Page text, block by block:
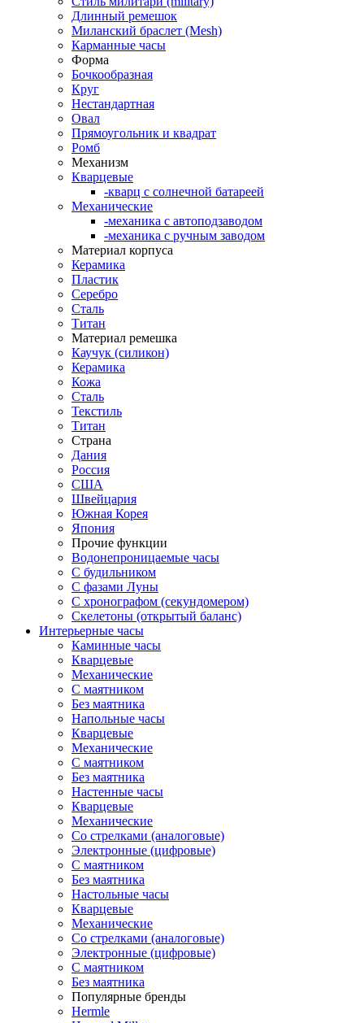
Длинный ремешок
Миланский браслет (Mesh)
Карманные часы
Форма
Бочкообразная
Круг
Нестандартная
Овал
Прямоугольник и квадрат
Ромб
Механизм
Кварцевые
-кварц с солнечной батареей
Механические
-механика с автоподзаводом
-механика с ручным заводом
Материал корпуса
Керамика
Пластик
Серебро
Сталь
Титан
Материал ремешка
Каучук (силикон)
Керамика
Кожа
Сталь
Текстиль
Титан
Страна
Дания
Россия
США
Швейцария
Южная Корея
Япония
Прочие функции
Водонепроницаемые часы
С будильником
С фазами Луны
С хронографом (секундомером)
Скелетоны (открытый баланс)
Интерьерные часы
Каминные часы
Кварцевые
Механические
С маятником
Без маятника
Напольные часы
Кварцевые
Механические
С маятником
Без маятника
Настенные часы
Кварцевые
Механические
Со стрелками (аналоговые)
Электронные (цифровые)
С маятником
Без маятника
Настольные часы
Кварцевые
Механические
Со стрелками (аналоговые)
Электронные (цифровые)
С маятником
Без маятника
Популярные бренды
Hermle